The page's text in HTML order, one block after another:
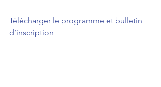
Télécharger le programme et bulletin
d’inscription